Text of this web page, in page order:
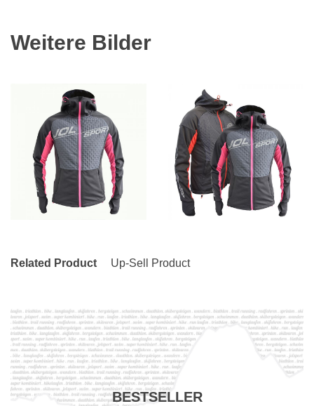
Weitere Bilder
Related Product Up-Sell Product
BESTSELLER